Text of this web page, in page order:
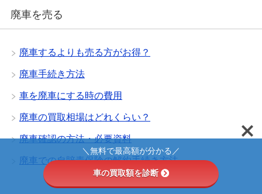
廃車を売る
廃車するよりも売る方がお得？
廃車手続き方法
車を廃車にする時の費用
廃車の買取相場はどれくらい？
廃車確認の方法・必要資料
廃車での自賠責保険の解約手続き方法
＼無料で最高額が分かる／
車の買取額を診断